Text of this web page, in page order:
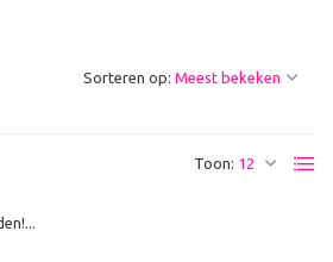
Toon:
Sorteren op: